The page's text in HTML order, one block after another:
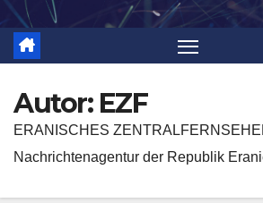
Autor: EZF
ERANISCHES
Nachrichtenagentur der Republik